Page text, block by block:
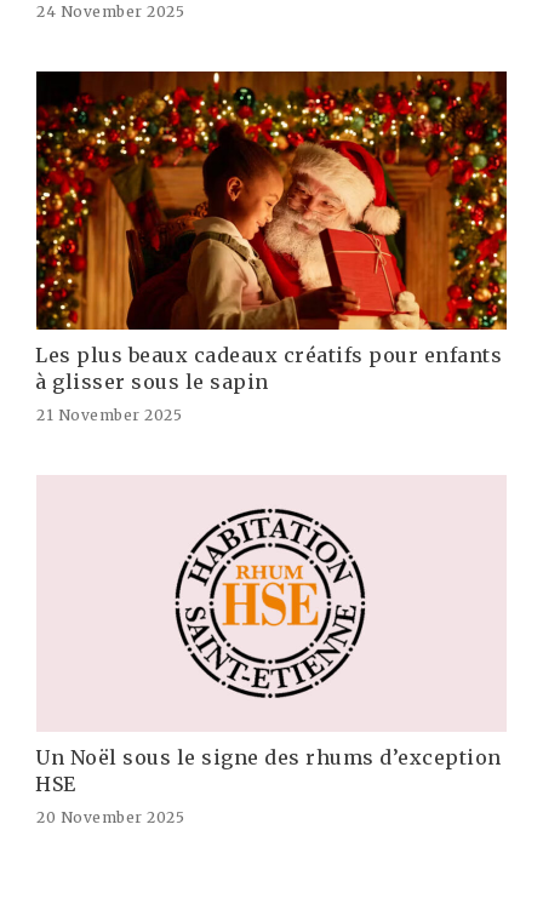
24 November 2025
Les plus beaux cadeaux créatifs pour enfants
à glisser sous le sapin
21 November 2025
Un Noël sous le signe des rhums d’exception
HSE
20 November 2025